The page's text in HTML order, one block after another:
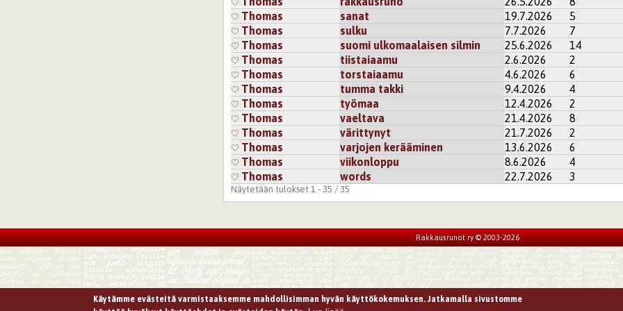
Thomas
sanat 19.7.2026
5
Thomas
sulku 7.7.2026
7
Thomas
suomi ulkomaalaisen silmin 25.6.2026
14
Thomas
tiistaiaamu 2.6.2026
2
Thomas
torstaiaamu 4.6.2026
6
Thomas
tumma takki 9.4.2026
4
Thomas
työmaa 12.4.2026
2
Thomas
vaeltava 21.4.2026
8
Thomas
värittynyt 21.7.2026
2
Thomas
varjojen kerääminen 13.6.2026
6
Thomas
viikonloppu 8.6.2026
4
Thomas
words 22.7.2026 3
Näytetään tulokset 1 - 35 / 35
Rakkausrunot ry © 2003-2026
Käytämme evästeitä varmistaaksemme mahdollisimman hyvän käyttökokemuksen. Jatkamalla sivustomme